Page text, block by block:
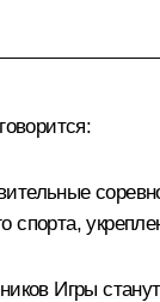
спорта,
Игры